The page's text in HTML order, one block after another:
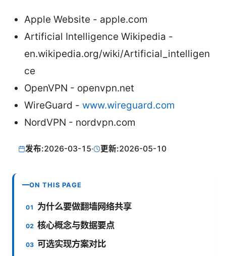
Apple Website - apple.com
Artificial Intelligence Wikipedia -
en.wikipedia.org/wiki/Artificial_intelligen
ce
OpenVPN - openvpn.net
WireGuard - www.wireguard.com
NordVPN - nordvpn.com
发布:2026-03-15· 更新:2026-05-10
ON THIS PAGE
为什么要做翻墙网络共享
核心概念与数据要点
可选实现方案对比